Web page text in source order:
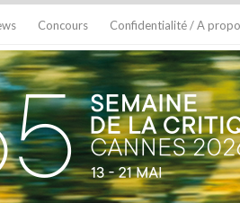
Concours Confidentialité / A